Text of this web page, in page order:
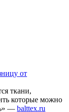
от
ткани,
которые можно
— balttex.ru